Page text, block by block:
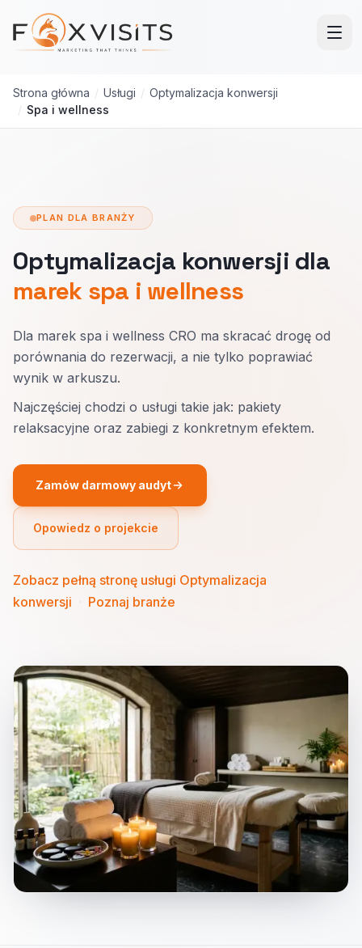
Przejdź do treści głównej
Strona główna / Usługi / Optymalizacja konwersji
/ Spa i wellness
PLAN DLA BRANŻY
Optymalizacja konwersji dla
marek spa i wellness
Dla marek spa i wellness CRO ma skracać drogę od
porównania do rezerwacji, a nie tylko poprawiać
wynik w arkuszu.
Najczęściej chodzi o usługi takie jak: pakiety
relaksacyjne oraz zabiegi z konkretnym efektem.
Zamów darmowy audyt
Opowiedz o projekcie
Zobacz pełną stronę usługi Optymalizacja
konwersji
Poznaj branże